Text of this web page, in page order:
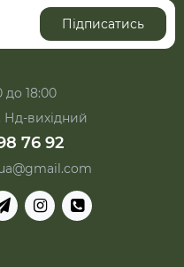
Підписатись
до 18:00
Нд-вихідний
76 92